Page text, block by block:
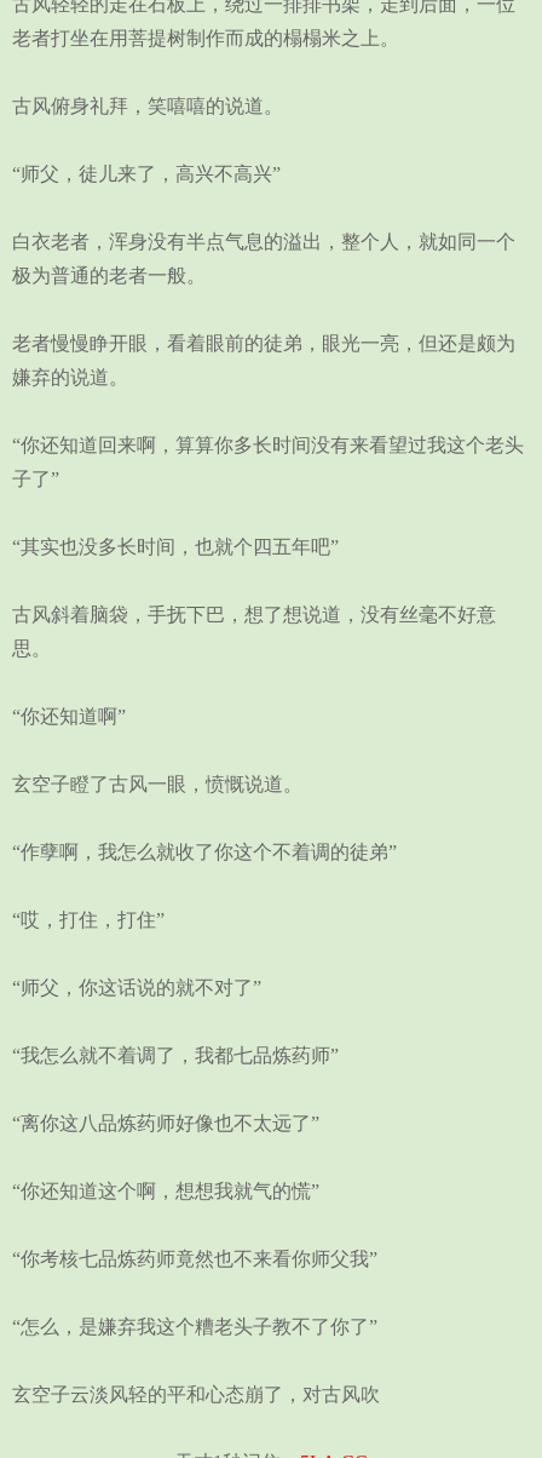
古风轻轻的走在石板上，绕过一排排书架，走到后面，一位
老者打坐在用菩提树制作而成的榻榻米之上。
古风俯身礼拜，笑嘻嘻的说道。
“师父，徒儿来了，高兴不高兴”
白衣老者，浑身没有半点气息的溢出，整个人，就如同一个
极为普通的老者一般。
老者慢慢睁开眼，看着眼前的徒弟，眼光一亮，但还是颇为
嫌弃的说道。
“你还知道回来啊，算算你多长时间没有来看望过我这个老头
子了”
“其实也没多长时间，也就个四五年吧”
古风斜着脑袋，手抚下巴，想了想说道，没有丝毫不好意
思。
“你还知道啊”
玄空子瞪了古风一眼，愤慨说道。
“作孽啊，我怎么就收了你这个不着调的徒弟”
“哎，打住，打住”
“师父，你这话说的就不对了”
“我怎么就不着调了，我都七品炼药师”
“离你这八品炼药师好像也不太远了”
“你还知道这个啊，想想我就气的慌”
“你考核七品炼药师竟然也不来看你师父我”
“怎么，是嫌弃我这个糟老头子教不了你了”
玄空子云淡风轻的平和心态崩了，对古风吹